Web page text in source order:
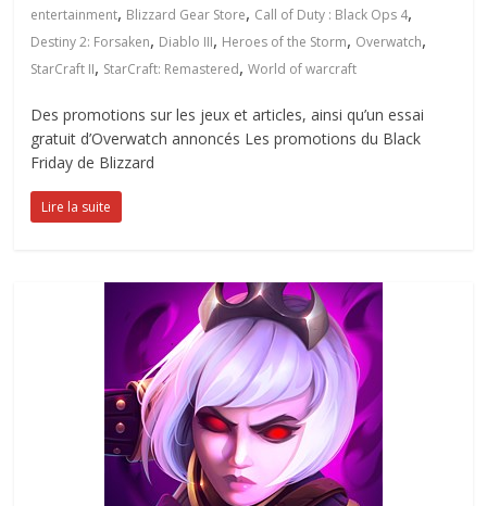
entertainment, Blizzard Gear Store, Call of Duty : Black Ops 4,
Destiny 2: Forsaken, Diablo III, Heroes of the Storm, Overwatch,
StarCraft II, StarCraft: Remastered,World of warcraft
Des promotions sur les jeux et articles, ainsi qu’un essai
gratuit d’Overwatch annoncés Les promotions du Black
Friday de Blizzard
Lire la suite